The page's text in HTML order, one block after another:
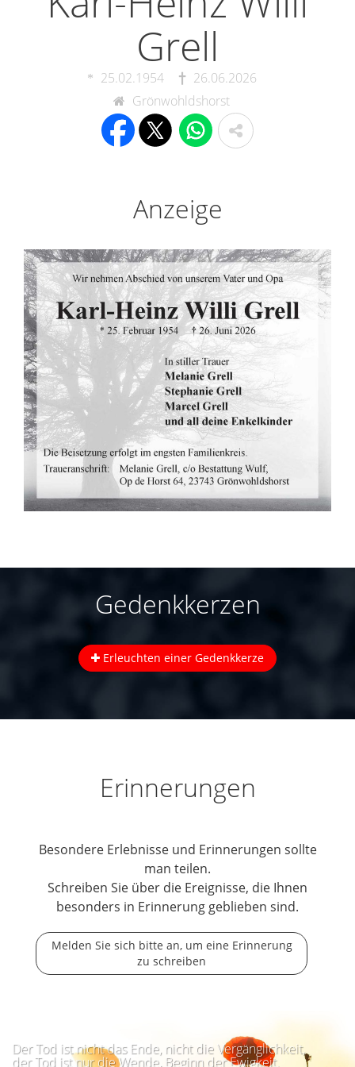
Grell
25.02.1954
26.06.2026
Grönwohldshorst
Anzeige
Gedenkkerzen
Erleuchten einer Gedenkkerze
Erinnerungen
Besondere Erlebnisse und Erinnerungen sollte
man teilen.
Schreiben Sie über die Ereignisse, die Ihnen
besonders in Erinnerung geblieben sind.
Melden Sie sich bitte an, um eine Erinnerung
zu schreiben
Der Tod ist nicht das Ende, nicht die Vergänglichkeit,
der Tod ist nur die Wende, Beginn der Ewigkeit.